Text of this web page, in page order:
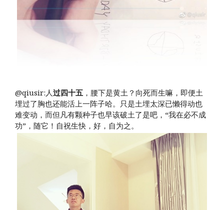
@qiusir:人过四十五 ，腰下是黄土？向死而生嘛，即便土
埋过了胸也还能活上一阵子哈。只是土埋太深已懒得动也
难变动，而但凡有颗种子也早该破土了是吧，“我在必不成
功”，随它！自祝生快，好，自为之。 ​​​​